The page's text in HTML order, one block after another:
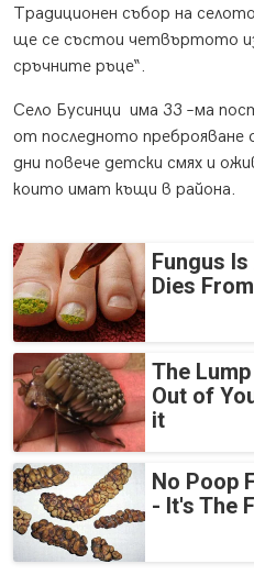
Традиционен събор на
ще се състои четвъртото
сръчните ръце“.
Село Бусинци има 33 –ма
от последното
дни повече детски смях и
които имат къщи в района.
Fungus
Dies
The
Out of
it
No Poop
- It's The